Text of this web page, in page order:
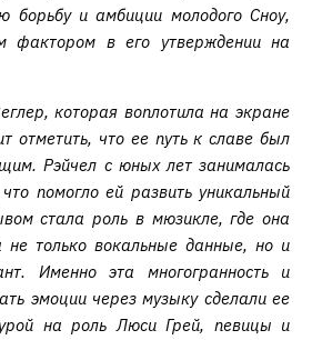
борьбу и амбиции молодого Сноу,
фактором в его утверждении на
которая воплотила на экране
отметить, что ее путь к славе был
Рэйчел с юных лет занималась
помогло ей развить уникальный
стала роль в мюзикле, где она
не только вокальные данные, но и
Именно эта многогранность и
эмоции через музыку сделали ее
на роль Люси Грей, певицы и